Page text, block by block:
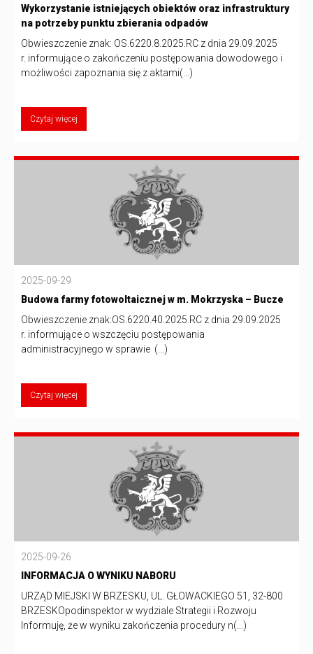
Wykorzystanie istniejących obiektów oraz infrastruktury
na potrzeby punktu zbierania odpadów
Obwieszczenie znak: OS.6220.8.2025.RC z dnia 29.09.2025
r. informujące o zakończeniu postępowania dowodowego i
możliwości zapoznania się z aktami(...)
Czytaj więcej
2025-09-29
Budowa farmy fotowoltaicznej w m. Mokrzyska – Bucze
Obwieszczenie znak:OS.6220.40.2025.RC z dnia 29.09.2025
r. informujące o wszczęciu postępowania
administracyjnego w sprawie (...)
Czytaj więcej
2025-09-26
INFORMACJA O WYNIKU NABORU
URZĄD MIEJSKI W BRZESKU, UL. GŁOWACKIEGO 51, 32-800
BRZESKOpodinspektor w wydziale Strategii i Rozwoju
Informuję, że w wyniku zakończenia procedury n(...)